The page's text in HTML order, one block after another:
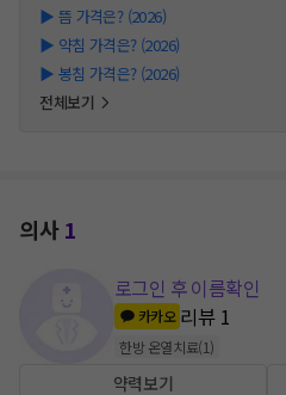
▶ 뜸 가격은? (2026)
▶ 약침 가격은? (2026)
▶ 봉침 가격은? (2026)
전체보기
의사1
로그인 후 이름확인
카카오 리뷰 1
한방 온열치료(1)
약력보기